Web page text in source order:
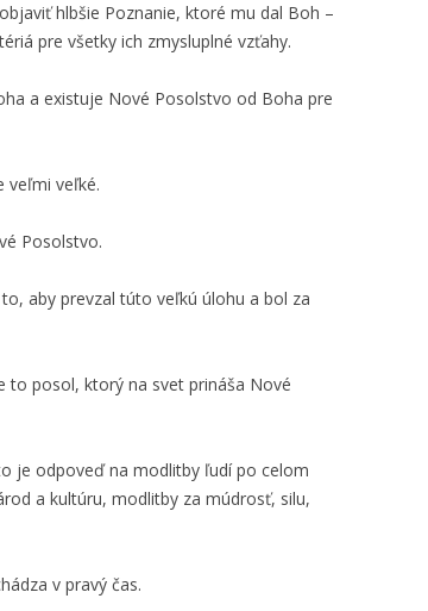
hlbšie Poznanie, ktoré mu dal Boh –
pre všetky ich zmysluplné vzťahy.
a existuje Nové Posolstvo od Boha pre
veľmi veľké.
Posolstvo.
aby prevzal túto veľkú úlohu a bol za
to posol, ktorý na svet prináša Nové
je odpoveď na modlitby ľudí po celom
a kultúru, modlitby za múdrosť, silu,
v pravý čas.